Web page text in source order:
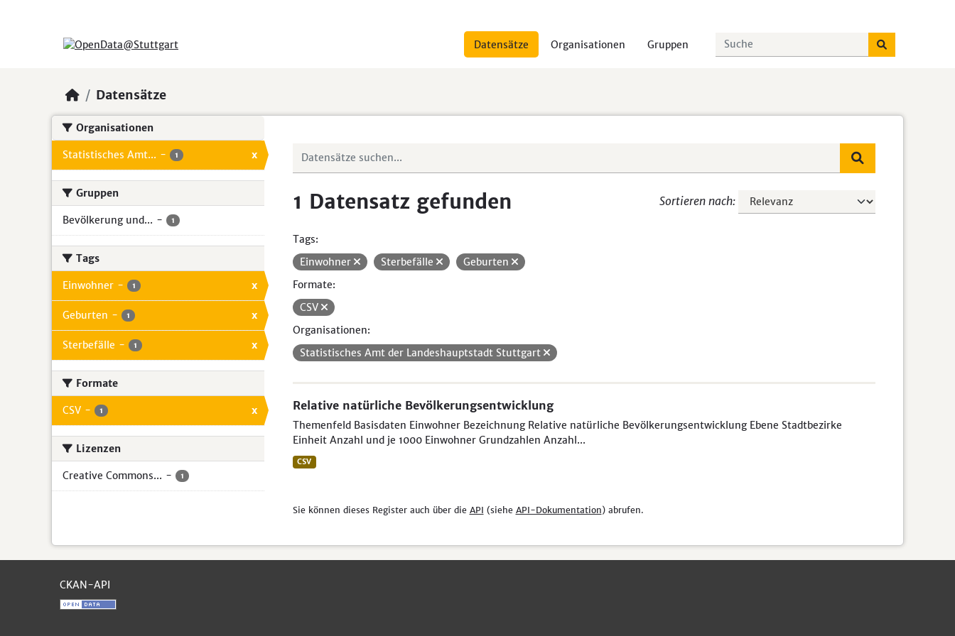
Datensätze Organisationen Gruppen
Datensätze
Organisationen
Statistisches Amt... - 1 x
Gruppen
Bevölkerung und... - 1
Tags
Einwohner - 1 x
Geburten - 1 x
Sterbefälle - 1 x
Formate
CSV - 1 x
Lizenzen
Creative Commons... - 1
Sortieren nach
1 Datensatz gefunden
Tags:
Einwohner
Sterbefälle
Geburten
Formate:
CSV
Organisationen:
Statistisches Amt der Landeshauptstadt Stuttgart
Relative natürliche Bevölkerungsentwicklung
Themenfeld Basisdaten Einwohner Bezeichnung Relative natürliche Bevölkerungsentwicklung Ebene Stadtbezirke
Einheit Anzahl und je 1000 Einwohner Grundzahlen Anzahl...
CSV
Sie können dieses Register auch über die API (siehe API-Dokumentation) abrufen.
CKAN-API